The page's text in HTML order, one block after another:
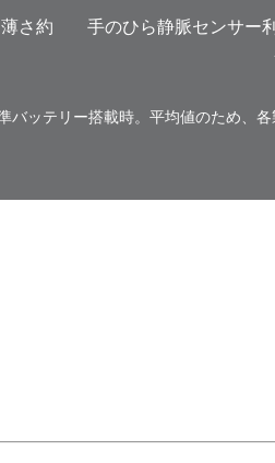
さ約
手のひら静脈センサー
準バッテリー搭載時。平均値のため、